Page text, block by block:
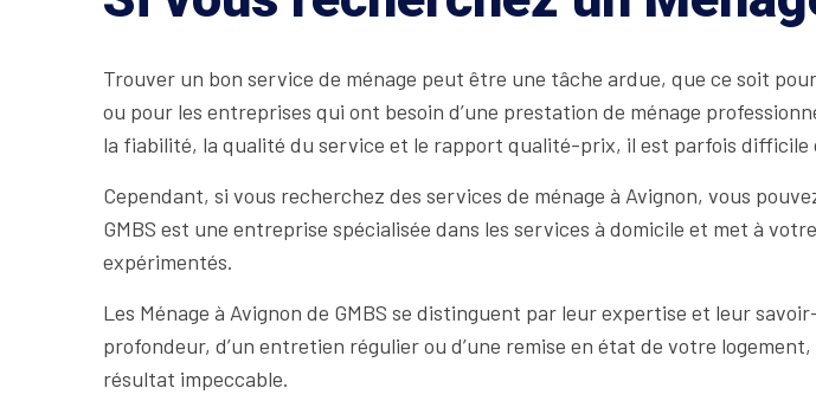
Trouver un bon service de ménage peut être une tâche ardue, que ce soit
ou pour les entreprises qui ont besoin d’une prestation de ménage
la fiabilité, la qualité du service et le rapport qualité-prix, il est parfois difficile
Cependant, si vous recherchez des services de ménage à Avignon, vous
GMBS est une entreprise spécialisée dans les services à domicile et met à
expérimentés.
Les Ménage à Avignon de GMBS se distinguent par leur expertise et leur
profondeur, d’un entretien régulier ou d’une remise en état de votre
résultat impeccable.